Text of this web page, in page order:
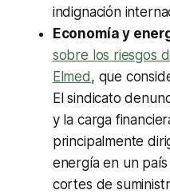
indignación
Economía y
sobre los riesgos
Elmed , que
El sindicato
y la carga
principalmente
energía en un
cortes de